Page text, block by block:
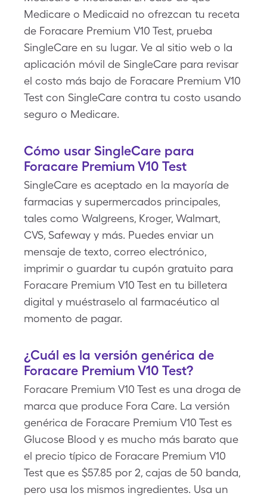
Medicare o Medicaid no ofrezcan tu receta
de Foracare Premium V10 Test, prueba
SingleCare en su lugar. Ve al sitio web o la
aplicación móvil de SingleCare para revisar
el costo más bajo de Foracare Premium V10
Test con SingleCare contra tu costo usando
seguro o Medicare.
Cómo usar SingleCare para
Foracare Premium V10 Test
SingleCare es aceptado en la mayoría de
farmacias y supermercados principales,
tales como Walgreens, Kroger, Walmart,
CVS, Safeway y más. Puedes enviar un
mensaje de texto, correo electrónico,
imprimir o guardar tu cupón gratuito para
Foracare Premium V10 Test en tu billetera
digital y muéstraselo al farmacéutico al
momento de pagar.
¿Cuál es la versión genérica de
Foracare Premium V10 Test?
Foracare Premium V10 Test es una droga de
marca que produce Fora Care. La versión
genérica de Foracare Premium V10 Test es
Glucose Blood y es mucho más barato que
el precio típico de Foracare Premium V10
Test que es $57.85 por 2, cajas de 50 banda,
pero usa los mismos ingredientes. Usa un